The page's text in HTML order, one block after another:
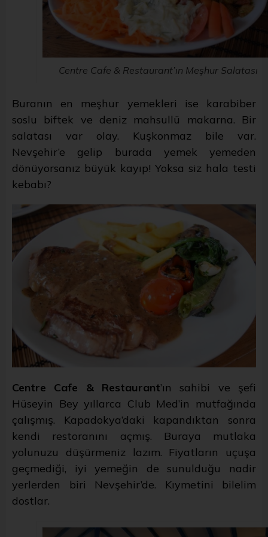
Centre Cafe & Restaurant’ın Meşhur Salatası
Buranın en meşhur yemekleri ise karabiber
soslu biftek ve deniz mahsullü makarna. Bir
salatası var olay. Kuşkonmaz bile var.
Nevşehir’e gelip burada yemek yemeden
dönüyorsanız büyük kayıp! Yoksa siz hala testi
kebabı?
Centre Cafe & Restaurant’ın sahibi ve şefi
Hüseyin Bey yıllarca Club Med’in mutfağında
çalışmış. Kapadokya’daki kapandıktan sonra
kendi restoranını açmış. Buraya mutlaka
yolunuzu düşürmeniz lazım. Fiyatların uçuşa
geçmediği, iyi yemeğin de sunulduğu nadir
yerlerden biri Nevşehir’de. Kıymetini bilelim
dostlar.